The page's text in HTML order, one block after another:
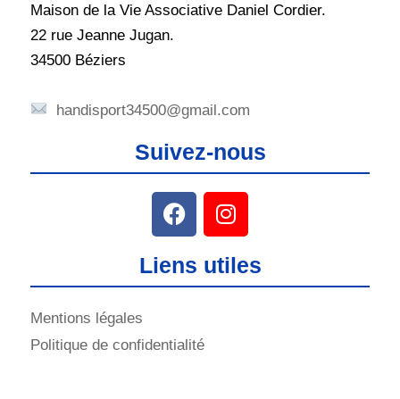
Maison de la Vie Associative Daniel Cordier.
22 rue Jeanne Jugan.
34500 Béziers
handisport34500@gmail.com
Suivez-nous
Liens utiles
Mentions légales
Politique de confidentialité